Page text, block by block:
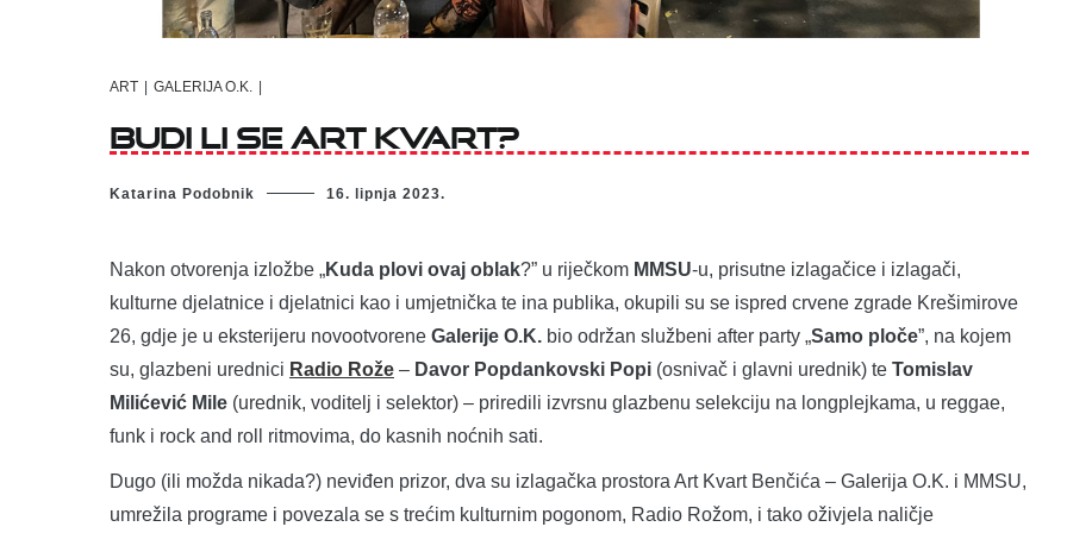
ART GALERIJA O.K.
Budi li se Art Kvart?
Katarina Podobnik 16. lipnja 2023.
Nakon otvorenja izložbe „Kuda plovi ovaj oblak?” u riječkom MMSU-u, prisutne izlagačice i izlagači,
kulturne djelatnice i djelatnici kao i umjetnička te ina publika, okupili su se ispred crvene zgrade Krešimirove
26, gdje je u eksterijeru novootvorene Galerije O.K. bio održan službeni after party „Samo ploče”, na kojem
su, glazbeni urednici Radio Rože – Davor Popdankovski Popi (osnivač i glavni urednik) te Tomislav
Milićević Mile (urednik, voditelj i selektor) – priredili izvrsnu glazbenu selekciju na longplejkama, u reggae,
funk i rock and roll ritmovima, do kasnih noćnih sati.
Dugo (ili možda nikada?) neviđen prizor, dva su izlagačka prostora Art Kvart Benčića – Galerija O.K. i MMSU,
umrežila programe i povezala se s trećim kulturnim pogonom, Radio Rožom, i tako oživjela naličje